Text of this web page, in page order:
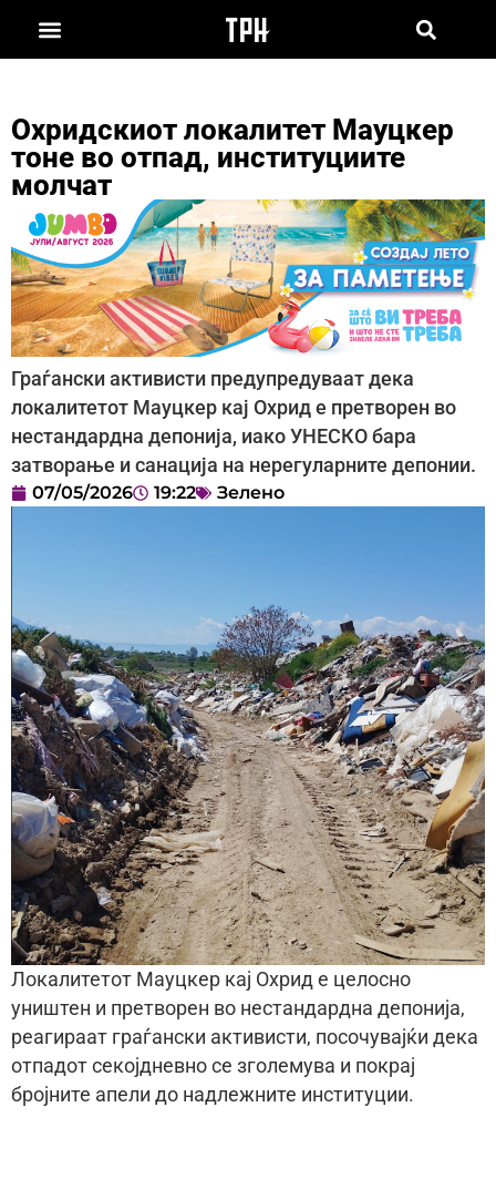
Охридскиот локалитет Мауцкер
тоне во отпад, институциите
молчат
Граѓански активисти предупредуваат дека
локалитетот Мауцкер кај Охрид е претворен во
нестандардна депонија, иако УНЕСКО бара
затворање и санација на нерегуларните депонии.
07/05/2026 19:22 Зелено
Локалитетот Мауцкер кај Охрид е целосно
уништен и претворен во нестандардна депонија,
реагираат граѓански активисти, посочувајќи дека
отпадот секојдневно се зголемува и покрај
бројните апели до надлежните институции.